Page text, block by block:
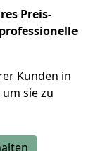
Preis-
Kunden in
sie zu